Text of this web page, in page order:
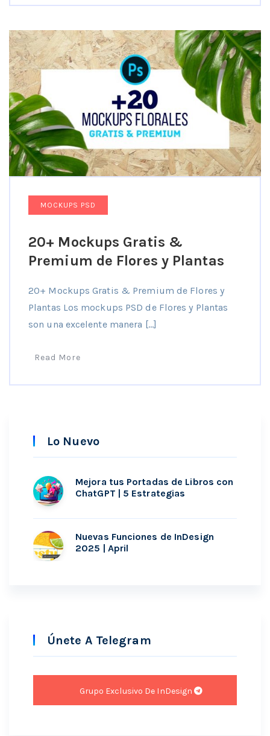
MOCKUPS PSD
20+ Mockups Gratis &
Premium de Flores y Plantas
20+ Mockups Gratis & Premium de Flores y
Plantas Los mockups PSD de Flores y Plantas
son una excelente manera […]
Read More
Lo Nuevo
Mejora tus Portadas de Libros con
ChatGPT | 5 Estrategias
Nuevas Funciones de InDesign
2025 | April
Únete A Telegram
Grupo Exclusivo De InDesign